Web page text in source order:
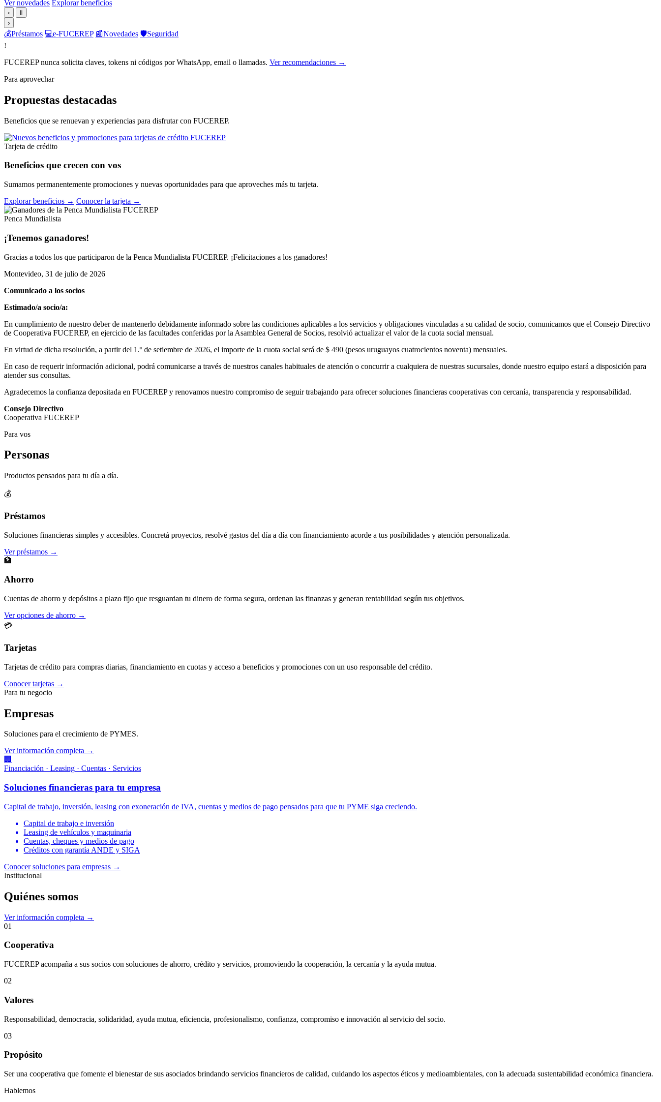
Ver novedades Explorar beneficios
‹
Ⅱ
›
💰Préstamos 💻e-FUCEREP 📰Novedades 🛡️Seguridad
!
FUCEREP nunca solicita claves, tokens ni códigos por WhatsApp, email o llamadas. Ver recomendaciones →
Para aprovechar
Propuestas destacadas
Beneficios que se renuevan y experiencias para disfrutar con FUCEREP.
Tarjeta de crédito
Beneficios que crecen con vos
Sumamos permanentemente promociones y nuevas oportunidades para que aproveches más tu tarjeta.
Explorar beneficios → Conocer la tarjeta →
Penca Mundialista
¡Tenemos ganadores!
Gracias a todos los que participaron de la Penca Mundialista FUCEREP. ¡Felicitaciones a los ganadores!
Montevideo, 31 de julio de 2026
Comunicado a los socios
Estimado/a socio/a:
En cumplimiento de nuestro deber de mantenerlo debidamente informado sobre las condiciones aplicables a los servicios y obligaciones vinculadas a su calidad de socio, comunicamos que el Consejo Directivo
de Cooperativa FUCEREP, en ejercicio de las facultades conferidas por la Asamblea General de Socios, resolvió actualizar el valor de la cuota social mensual.
En virtud de dicha resolución, a partir del 1.º de setiembre de 2026, el importe de la cuota social será de $ 490 (pesos uruguayos cuatrocientos noventa) mensuales.
En caso de requerir información adicional, podrá comunicarse a través de nuestros canales habituales de atención o concurrir a cualquiera de nuestras sucursales, donde nuestro equipo estará a disposición para
atender sus consultas.
Agradecemos la confianza depositada en FUCEREP y renovamos nuestro compromiso de seguir trabajando para ofrecer soluciones financieras cooperativas con cercanía, transparencia y responsabilidad.
Consejo Directivo
Cooperativa FUCEREP
Para vos
Personas
Productos pensados para tu día a día.
💰
Préstamos
Soluciones financieras simples y accesibles. Concretá proyectos, resolvé gastos del día a día con financiamiento acorde a tus posibilidades y atención personalizada.
Ver préstamos →
🏦
Ahorro
Cuentas de ahorro y depósitos a plazo fijo que resguardan tu dinero de forma segura, ordenan las finanzas y generan rentabilidad según tus objetivos.
Ver opciones de ahorro →
💳
Tarjetas
Tarjetas de crédito para compras diarias, financiamiento en cuotas y acceso a beneficios y promociones con un uso responsable del crédito.
Conocer tarjetas →
Para tu negocio
Empresas
Soluciones para el crecimiento de PYMES.
Ver información completa →
🏢
Financiación · Leasing · Cuentas · Servicios
Soluciones financieras para tu empresa
Capital de trabajo, inversión, leasing con exoneración de IVA, cuentas y medios de pago pensados para que tu PYME siga creciendo.
Capital de trabajo e inversión
Leasing de vehículos y maquinaria
Cuentas, cheques y medios de pago
Créditos con garantía ANDE y SIGA
Conocer soluciones para empresas →
Institucional
Quiénes somos
Ver información completa →
01
Cooperativa
FUCEREP acompaña a sus socios con soluciones de ahorro, crédito y servicios, promoviendo la cooperación, la cercanía y la ayuda mutua.
02
Valores
Responsabilidad, democracia, solidaridad, ayuda mutua, eficiencia, profesionalismo, confianza, compromiso e innovación al servicio del socio.
03
Propósito
Ser una cooperativa que fomente el bienestar de sus asociados brindando servicios financieros de calidad, cuidando los aspectos éticos y medioambientales, con la adecuada sustentabilidad económica financiera.
Hablemos